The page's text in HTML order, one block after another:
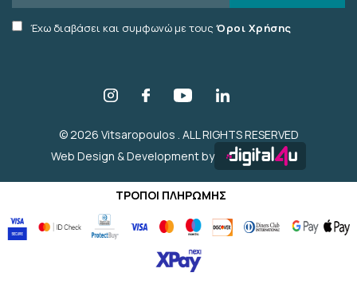
AcceptΈχω διαβάσει και συμφωνώ με τους Όροι Χρήσης
© 2026 Vitsaropoulos . ALL RIGHTS RESERVED
Web Design & Development by
ΤΡΟΠΟΙ ΠΛΗΡΩΜΗΣ